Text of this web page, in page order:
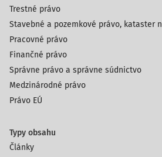
Trestné právo
Stavebné a pozemkové právo, kataster
Pracovné právo
Finančné právo
Správne právo a správne súdnictvo
Medzinárodné právo
Právo EÚ
Typy obsahu
Články